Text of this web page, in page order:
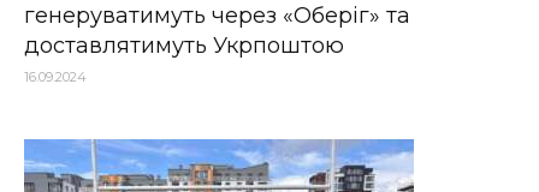
генеруватимуть через «Оберіг» та
доставлятимуть Укрпоштою
16.09.2024